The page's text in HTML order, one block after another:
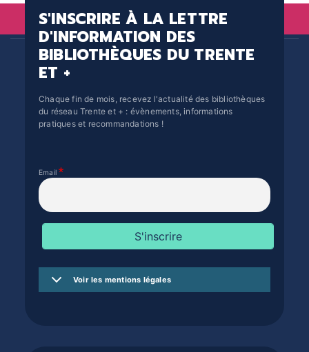
S'INSCRIRE À LA LETTRE
D'INFORMATION DES
BIBLIOTHÈQUES DU TRENTE
ET +
Chaque fin de mois, recevez l'actualité des bibliothèques
du réseau Trente et + : évènements, informations
pratiques et recommandations !
Email
Voir les mentions légales